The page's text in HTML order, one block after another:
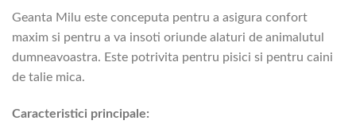
Geanta Milu este conceputa pentru a asigura confort
maxim si pentru a va insoti oriunde alaturi de animalutul
dumneavoastra. Este potrivita pentru pisici si pentru caini
de talie mica.
Caracteristici principale: